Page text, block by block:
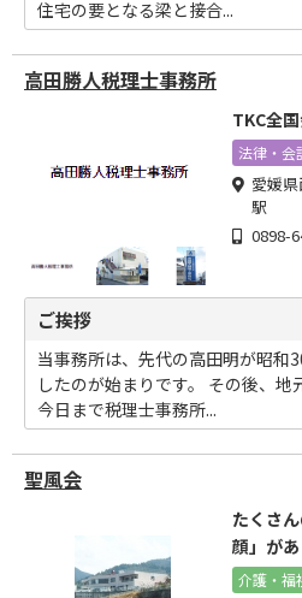
住宅の要となる梁と接合...
高田勝人税理士事務所
TKC全
法律・会
愛媛
駅
0898-
ご挨拶
当事務所は、先代の高田明が昭和
したのが始まりです。 その後、
今日まで税理士事務所...
聖風会
たくさ
顔」があ
介護・福